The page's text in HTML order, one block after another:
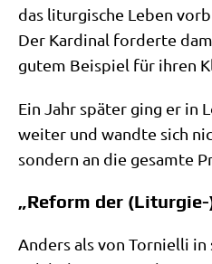
das lit­ur­gi­sche Leben
Der Kar­di­nal for­der­te
gutem Bei­spiel für ihren
Ein Jahr spä­ter ging er in
wei­ter und wand­te sich
son­dern an die gesam­te
„Reform der
Anders als von Tor­ni­el­li